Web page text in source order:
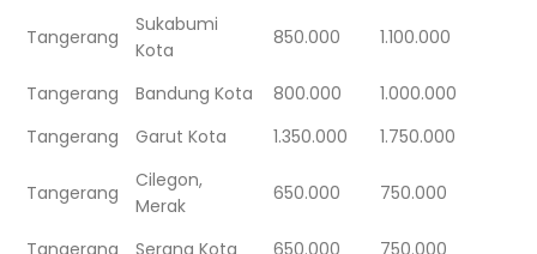
Tangerang
Sukabumi
Kota
850.000 1.100.000
Tangerang Bandung Kota 800.000
1.000.000
Tangerang
Garut Kota 1.350.000 1.750.000
Tangerang
Cilegon,
Merak
650.000 750.000
Tangerang Serang Kota 650.000
750.000